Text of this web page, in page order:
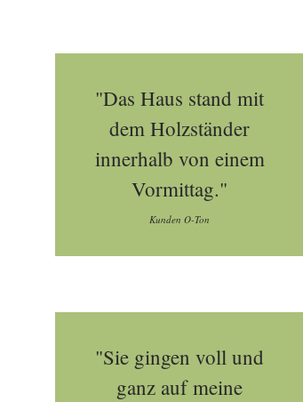
"Das Haus stand mit
dem Holzständer
innerhalb von einem
Vormittag."
Kunden O-Ton
"Sie gingen voll und
ganz auf meine